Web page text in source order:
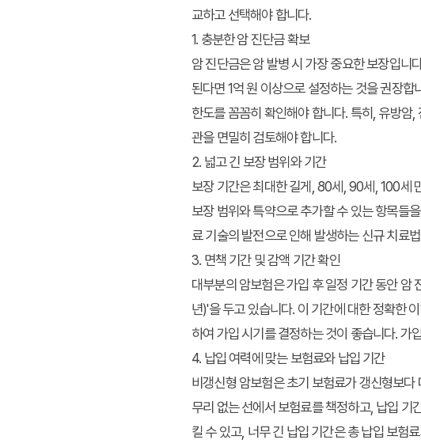
교하고 선택해야 합니다.
1. 충분한 암 진단금 확보
암 진단금은 암 발병 시 가장 중요한 보장입니
된다면 1억 원 이상으로 설정하는 것을 권장
한도를 꼼꼼히 확인해야 합니다. 특히, 유방
관을 면밀히 검토해야 합니다.
2. 넓고 긴 보장 범위와 기간
보장 기간은 최대한 길게, 80세, 90세, 100세
보장 범위와 특약으로 추가할 수 있는 항목들
료 기술의 발전으로 인해 발생하는 신규 치료
3. 면책 기간 및 감액 기간 확인
대부분의 암보험은 가입 후 일정 기간 동안
년)'을 두고 있습니다. 이 기간에 대한 정확한
하여 가입 시기를 결정하는 것이 좋습니다. 가
4. 납입 여력에 맞는 보험료와 납입 기간
비갱신형 암보험은 초기 보험료가 갱신형보
무리 없는 선에서 보험료를 책정하고, 납입
킬 수 있고, 너무 긴 납입 기간은 총 납입 보험